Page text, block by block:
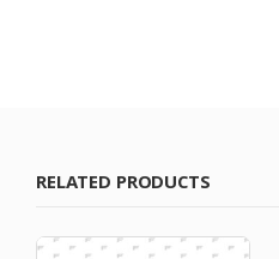
RELATED PRODUCTS